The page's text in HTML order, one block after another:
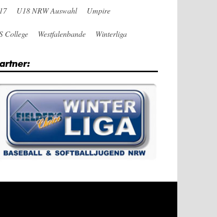
U18 NRW Auswahl Umpire
College Westfalenbande Winterliga